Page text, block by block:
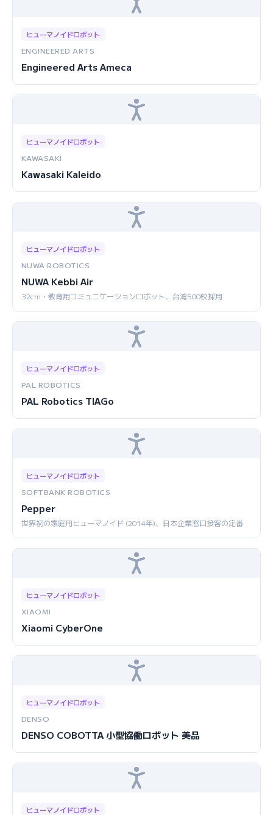
ヒューマノイドロボット
ENGINEERED ARTS
Engineered Arts Ameca
ヒューマノイドロボット
KAWASAKI
Kawasaki Kaleido
ヒューマノイドロボット
NUWA ROBOTICS
NUWA Kebbi Air
32cm・教育用コミュニケーションロボット、台湾500校採用
ヒューマノイドロボット
PAL ROBOTICS
PAL Robotics TIAGo
ヒューマノイドロボット
SOFTBANK ROBOTICS
Pepper
世界初の家庭用ヒューマノイド (2014年)、日本企業窓口接客の定番
ヒューマノイドロボット
XIAOMI
Xiaomi CyberOne
ヒューマノイドロボット
DENSO
DENSO COBOTTA 小型協働ロボット 美品
ヒューマノイドロボット